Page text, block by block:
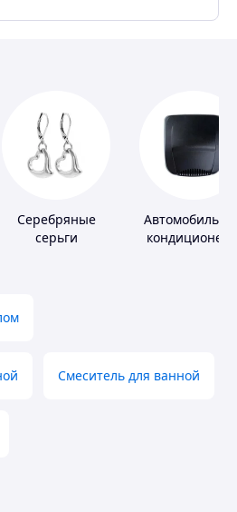
Серебряные
серьги
Смеситель для ванной